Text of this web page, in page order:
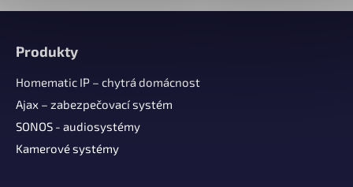
Produkty
Homematic IP – chytrá domácnost
Ajax – zabezpečovací systém
SONOS - audiosystémy
Kamerové systémy